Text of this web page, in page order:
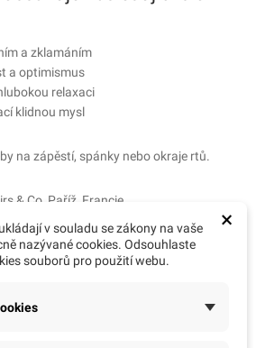
a zklamáním
a optimismus
relaxaci
klidnou mysl
na zápěstí, spánky nebo okraje rtů.
& Co, Paříž, Francie.
RATIO s.r.o., Arch. Weisse 1089, Řevnice,
bachovky.cz, www.bio-bachovky.cz
oil*, parfum, lavandula officinalis
×
v souladu se zákony na vaše
nazývané cookies. Odsouhlaste
souborů pro použití webu.